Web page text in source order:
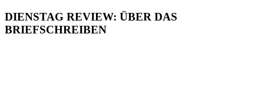
DIENSTAG REVIEW: ÜBER DAS
BRIEFSCHREIBEN